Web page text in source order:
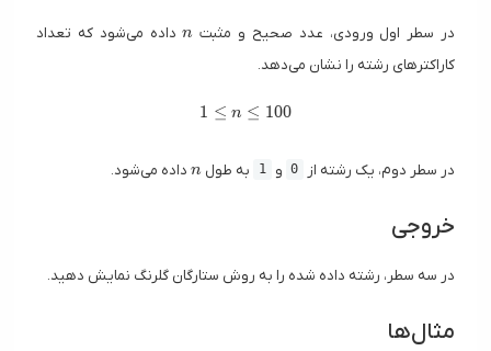
در سطر اول ورودی، عدد صحیح و مثبت nداده می‌شود که تعداد
کاراکترهای رشته را نشان می‌دهد.
1 \leq n \leq 100
1 ≤ n ≤ 100
در سطر دوم، یک رشته از 0 و 1 به طول n داده می‌شود.
خروجی
در سه سطر، رشته داده شده را به روش ستارگان گلرنگ نمایش دهید.
مثال‌ها